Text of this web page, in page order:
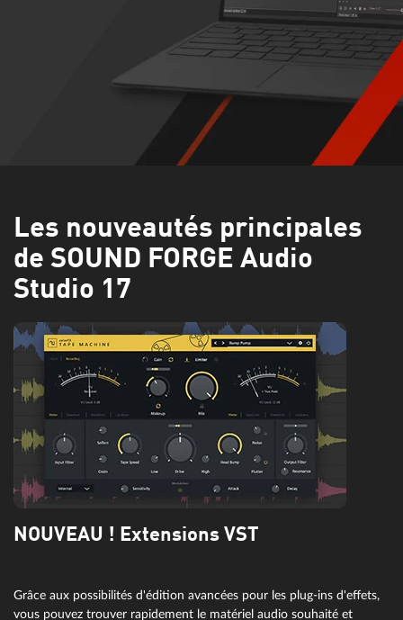
Les nouveautés principales
de SOUND FORGE Audio
Studio 17
NOUVEAU ! Extensions VST
Grâce aux possibilités d'édition avancées pour les plug-ins d'effets,
vous pouvez trouver rapidement le matériel audio souhaité et